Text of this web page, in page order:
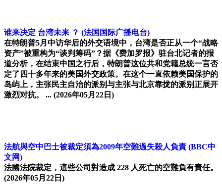
谁来决定 台湾未来 ？ (法国国际广播电台)
在特朗普5月中访华后的外交语境中，台湾是否正从一个“战略
资产”被重构为“谈判筹码”？据《费加罗报》驻台北记者的报
道分析，在结束中国之行后，特朗普这位共和党籍总统一言否
定了四十多年来的美国外交政策。在这个一直依赖美国保护的
岛屿上，主张民主自治的派别与主张与北京靠拢的派别正展开
激烈对抗。 ... (2026年05月22日)
法航與空中巴士被裁定須為2009年空難過失殺人負責 (BBC中
文网)
法國法院裁定，這些公司對造成 228 人死亡的空難負有責任。
(2026年05月22日)